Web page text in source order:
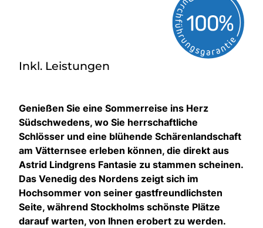
Inkl. Leistungen
Genießen Sie eine Sommerreise ins Herz
Südschwedens, wo Sie herrschaftliche
Schlösser und eine blühende Schärenlandschaft
am Vätternsee erleben können, die direkt aus
Astrid Lindgrens Fantasie zu stammen scheinen.
Das Venedig des Nordens zeigt sich im
Hochsommer von seiner gastfreundlichsten
Seite, während Stockholms schönste Plätze
darauf warten, von Ihnen erobert zu werden.